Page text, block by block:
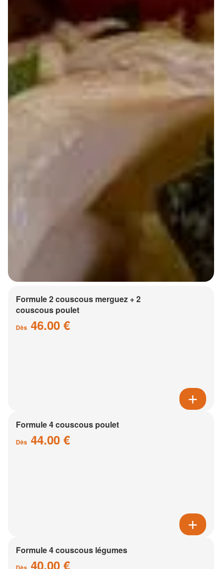
Formule 2 couscous merguez + 2
couscous poulet
Dès 46.00 €
Formule 4 couscous poulet
Dès 44.00 €
Formule 4 couscous légumes
40.00 €